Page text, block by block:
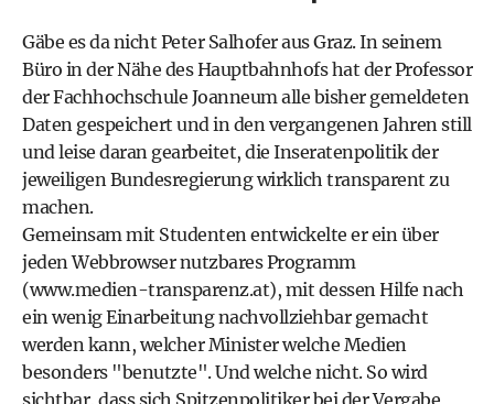
Gäbe es da nicht Peter Salhofer aus Graz. In seinem
Büro in der Nähe des Hauptbahnhofs hat der Professor
der Fachhochschule Joanneum alle bisher gemeldeten
Daten gespeichert und in den vergangenen Jahren still
und leise daran gearbeitet, die Inseratenpolitik der
jeweiligen Bundesregierung wirklich transparent zu
machen.
Gemeinsam mit Studenten entwickelte er ein über
jeden Webbrowser nutzbares Programm
(www.medien-transparenz.at), mit dessen Hilfe nach
ein wenig Einarbeitung nachvollziehbar gemacht
werden kann, welcher Minister welche Medien
besonders "benutzte". Und welche nicht. So wird
sichtbar, dass sich Spitzenpolitiker bei der Vergabe